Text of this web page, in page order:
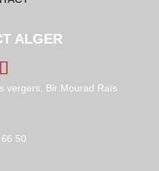
ALGER
vergers, Bir Mourad Raïs
50